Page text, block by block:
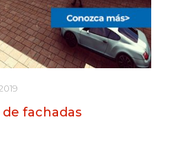
fachadas